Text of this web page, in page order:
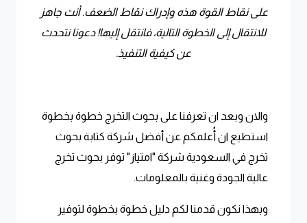
على نقاط القوة هذه وإدراك نقاط الضعف. أنت جاهز
للانتقال إلى الخطوة التالية، فانتقل إليها! دعونا نتحدث
عن كيفية التنفيذ.
والان وبعد ان تعرفنا على بحوث التخرج خطوة بخطوة
استطيع ان أُعلمكم عن أفضل شركة كتابة بحوث
تخرج في السعودية شركة "امتياز" توفر بحوث تخرج
عالية الجودة وغنية بالمعلومات.
وبهذا نكون قدمنا لكم دليل خطوة بخطوة لتوفير